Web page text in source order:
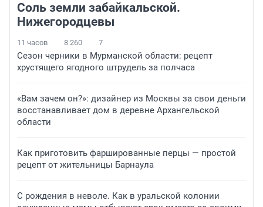
Соль земли забайкальской.
Нижегородцевы
11 часов 8 260 7
Сезон черники в Мурманской области: рецепт
хрустящего ягодного штрудель за полчаса
«Вам зачем он?»: дизайнер из Москвы за свои деньги
восстанавливает дом в деревне Архангельской
области
Как приготовить фаршированные перцы — простой
рецепт от жительницы Барнаула
С рождения в неволе. Как в уральской колонии